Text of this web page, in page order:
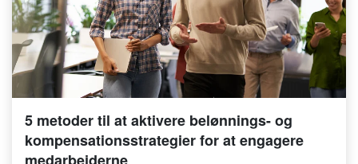
5 metoder til at aktivere belønnings- og
kompensationsstrategier for at engagere